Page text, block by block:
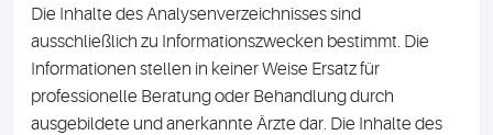
Die Inhalte des Analysenverzeichnisses sind
ausschließlich zu Informationszwecken bestimmt. Die
Informationen stellen in keiner Weise Ersatz für
professionelle Beratung oder Behandlung durch
ausgebildete und anerkannte Ärzte dar. Die Inhalte des